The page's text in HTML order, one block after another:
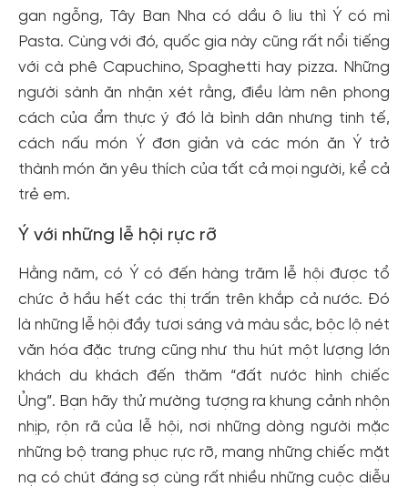
gan ngỗng, Tây Ban Nha có dầu ô liu thì Ý có mì
Pasta. Cùng với đó, quốc gia này cũng rất nổi tiếng
với cà phê Capuchino, Spaghetti hay pizza. Những
người sành ăn nhận xét rằng, điều làm nên phong
cách của ẩm thực ý đó là bình dân nhưng tinh tế,
cách nấu món Ý đơn giản và các món ăn Ý trở
thành món ăn yêu thích của tất cả mọi người, kể cả
trẻ em.
Ý với những lễ hội rực rỡ
Hằng năm, có Ý có đến hàng trăm lễ hội được tổ
chức ở hầu hết các thị trấn trên khắp cả nước. Đó
là những lễ hội đầy tươi sáng và màu sắc, bộc lộ nét
văn hóa đặc trưng cũng như thu hút một lượng lớn
khách du khách đến thăm “đất nước hình chiếc
Ủng”. Bạn hãy thử mường tượng ra khung cảnh nhộn
nhịp, rộn rã của lễ hội, nơi những dòng người mặc
những bộ trang phục rực rỡ, mang những chiếc mặt
nạ có chút đáng sợ cùng rất nhiều những cuộc diễu